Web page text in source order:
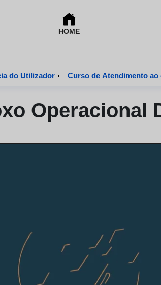
HOME
do Utilizador › Curso de Atendimento
Operacional